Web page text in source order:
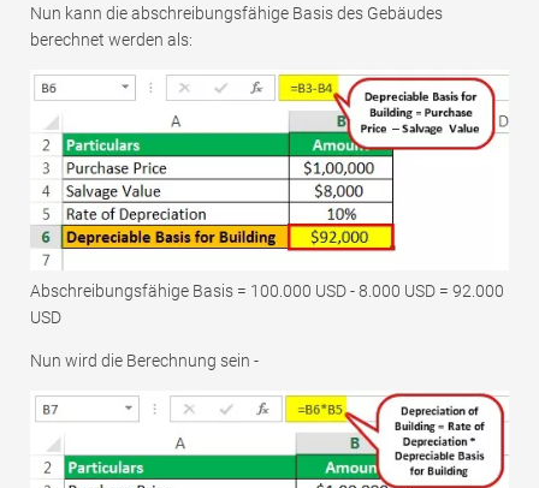
Nun kann die abschreibungsfähige Basis des Gebäudes
berechnet werden als:
Abschreibungsfähige Basis = 100.000 USD - 8.000 USD = 92.000
USD
Nun wird die Berechnung sein -